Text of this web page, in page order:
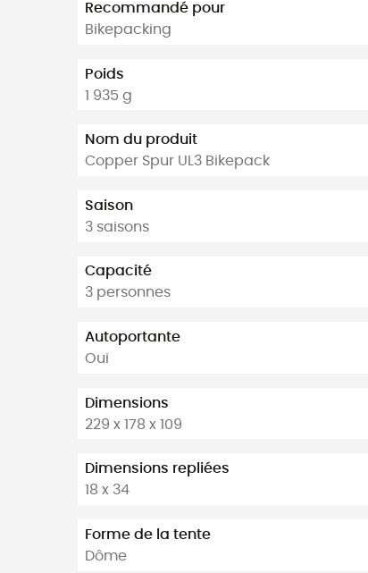
Recommandé pour
Bikepacking
Poids
1 935 g
Nom du produit
Copper Spur UL3 Bikepack
Saison
3 saisons
Capacité
3 personnes
Autoportante
Oui
Dimensions
229 x 178 x 109
Dimensions repliées
18 x 34
Forme de la tente
Dôme